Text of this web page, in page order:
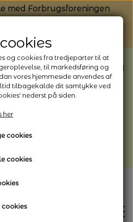
med Forbrugsforeningen
har ferielukket* fra
og sender hele
på, at der kan være lidt
og cookies fra tredjeparter til at
til markedsføring og
vores hjemmeside anvendes af
tilbagekalde dit samtykke ved
nederst på siden.
her
cookies
cookies